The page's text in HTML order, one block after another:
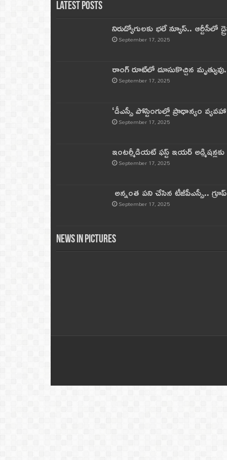
Latest Posts
నిరుద్యోగులకు భలే న్యూస్.. ఆర్టీసీలో
September 17, 2025
రాంగ్ రూట్‌లో దూసుకొచ్చిన
September 17, 2025
‘డీఎస్సీ పోస్టింగుల్లో ప్రాధాన్యం
September 17, 2025
ఇంటర్మీడియట్ ఫస్ట్‌ ఇయర్‌
September 17, 2025
అన్నంత పని చేసిన టీజీపీఎస్సీ..
September 17, 2025
News in Pictures